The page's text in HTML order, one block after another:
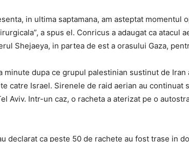
in ultima saptamana, am asteptat momentul
a spus el. Conricus a adaugat ca atacul
Shejaeya, in partea de est a orasului Gaza,
minute dupa ce grupul palestinian sustinut de
catre Israel. Sirenele de raid aerian au continuat
Aviv. Intr-un caz, o racheta a aterizat pe o
declarat ca peste 50 de rachete au fost trase in